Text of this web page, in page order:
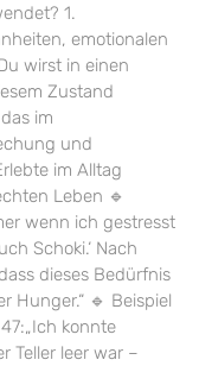
1.
emotionalen
wirst in einen
Zustand
im
und
im Alltag
Leben 🔹
wenn ich gestresst
Schoki.‘ Nach
dieses Bedürfnis
Hunger.“ 🔹 Beispiel
konnte
Teller leer war –